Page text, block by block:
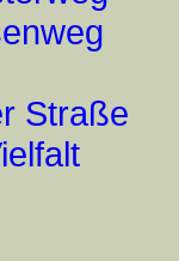
Straße